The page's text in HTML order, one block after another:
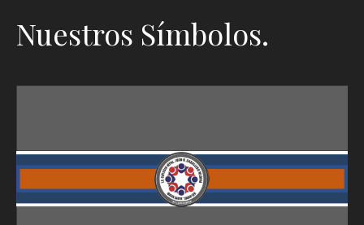
Nuestros Símbolos.